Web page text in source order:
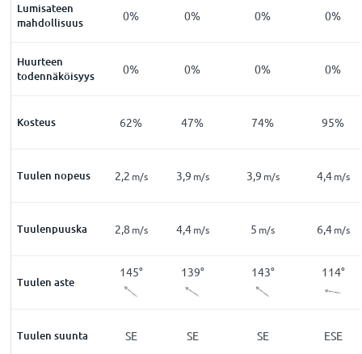
Lumisateen
mahdollisuus
0% 0% 0% 0% 0%
Huurteen
todennäköisyys
0 0% 0% 0% 0%
Kosteus
% 62% 47% 74% 95%
Tuulen nopeus
m/s 0.8m/s 2,2 m/s 3,9 m/s 3,9 m/s 4,4m/s
Tuulenpuuska
m/s 1,7m/s 2,8 m/s 4,4m/s 5 m/s 6,4m/s
Tuulen aste
145° 139° 143° 114°
Tuulen suunta
SSE SE SE SE ESE